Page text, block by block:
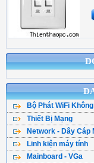
Bộ Phát WiFi
Bộ Phát WiFi TPLink
WiFi Tenda - DLink
WiFi Totolink - Hik
WiFi Mercusys
Thiết Bị Mạng
WiFi Mesh
WiFi Gắn Trần
Kích Sóng WiFi
Network - Dây Cáp
Cáp Mạng ( Cuộn )
Cân Bằng Tải
Linh kiện máy tính
CPU - Bộ vi xử lý
Mainboard - VGa